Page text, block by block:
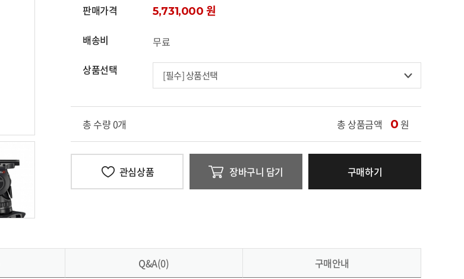
판매가격
5,731,000 원
배송비
무료
상품선택
총 수량 0개 총 상품금액 0 원
관심상품 장바구니 담기 구매하기
Q&A(0) 구매안내